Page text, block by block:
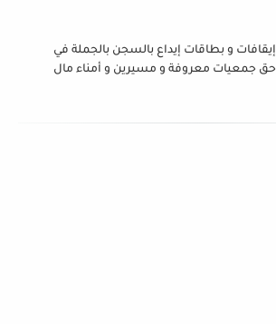
إيقافات و بطاقات إيداع بالسجن بالجملة في
حق جمعيات معروفة و مسيرين و أمناء مال